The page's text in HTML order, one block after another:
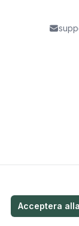
Acceptera alla